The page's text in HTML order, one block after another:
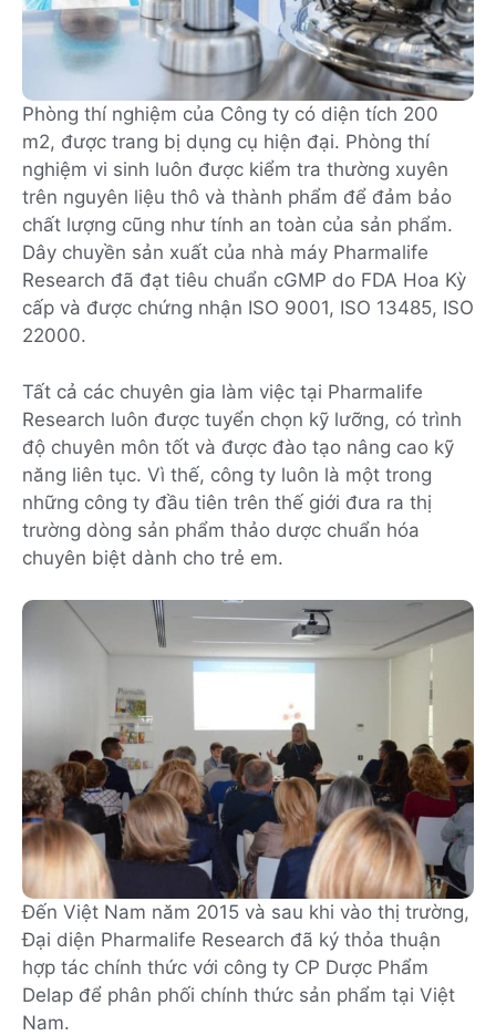
Phòng thí nghiệm của Công ty có diện tích 200
m2, được trang bị dụng cụ hiện đại. Phòng thí
nghiệm vi sinh luôn được kiểm tra thường xuyên
trên nguyên liệu thô và thành phẩm để đảm bảo
chất lượng cũng như tính an toàn của sản phẩm.
Dây chuyền sản xuất của nhà máy Pharmalife
Research đã đạt tiêu chuẩn cGMP do FDA Hoa Kỳ
cấp và được chứng nhận ISO 9001, ISO 13485, ISO
22000.
Tất cả các chuyên gia làm việc tại Pharmalife
Research luôn được tuyển chọn kỹ lưỡng, có trình
độ chuyên môn tốt và được đào tạo nâng cao kỹ
năng liên tục. Vì thế, công ty luôn là một trong
những công ty đầu tiên trên thế giới đưa ra thị
trường dòng sản phẩm thảo dược chuẩn hóa
chuyên biệt dành cho trẻ em.
Đến Việt Nam năm 2015 và sau khi vào thị trường,
Đại diện Pharmalife Research đã ký thỏa thuận
hợp tác chính thức với công ty CP Dược Phẩm
Delap để phân phối chính thức sản phẩm tại Việt
Nam.